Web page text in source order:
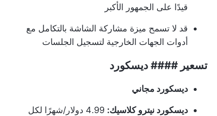
قيدًا على الجمهور الأكبر
قد لا تسمح ميزة مشاركة الشاشة بالتكامل مع
أدوات الجهات الخارجية لتسجيل الجلسات
تسعير #### ديسكورد
ديسكورد مجاني
ديسكورد نيترو كلاسيك:
4.99 دولار/شهرًا لكل